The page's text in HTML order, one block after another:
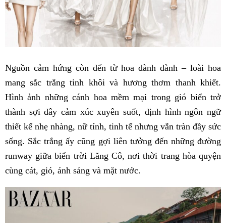
Nguồn cảm hứng còn đến từ hoa dành dành – loài hoa
mang sắc trắng tinh khôi và hương thơm thanh khiết.
Hình ảnh những cánh hoa mềm mại trong gió biển trở
thành sợi dây cảm xúc xuyên suốt, định hình ngôn ngữ
thiết kế nhẹ nhàng, nữ tính, tinh tế nhưng vẫn tràn đầy sức
sống. Sắc trắng ấy cũng gợi liên tưởng đến những đường
runway giữa biển trời Lăng Cô, nơi thời trang hòa quyện
cùng cát, gió, ánh sáng và mặt nước.